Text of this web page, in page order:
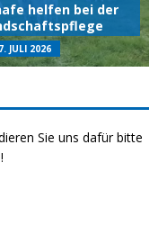
helfen bei der
JULI 2026
Sie uns dafür bitte